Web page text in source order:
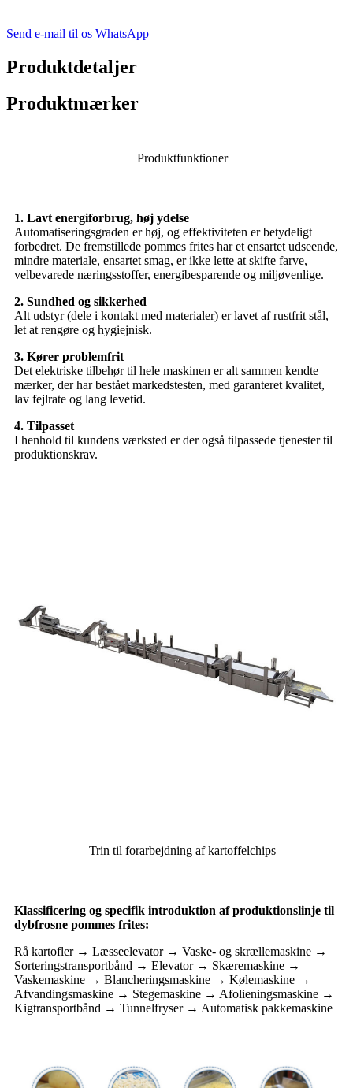
Send e-mail til os WhatsApp
Produktdetaljer
Produktmærker
Produktfunktioner
1. Lavt energiforbrug, høj ydelse
Automatiseringsgraden er høj, og effektiviteten er betydeligt
forbedret. De fremstillede pommes frites har et ensartet udseende,
mindre materiale, ensartet smag, er ikke lette at skifte farve,
velbevarede næringsstoffer, energibesparende og miljøvenlige.
2. Sundhed og sikkerhed
Alt udstyr (dele i kontakt med materialer) er lavet af rustfrit stål,
let at rengøre og hygiejnisk.
3. Kører problemfrit
Det elektriske tilbehør til hele maskinen er alt sammen kendte
mærker, der har bestået markedstesten, med garanteret kvalitet,
lav fejlrate og lang levetid.
4. Tilpasset
I henhold til kundens værksted er der også tilpassede tjenester til
produktionskrav.
Trin til forarbejdning af kartoffelchips
Klassificering og specifik introduktion af produktionslinje til
dybfrosne pommes frites:
Rå kartofler → Læsseelevator → Vaske- og skrællemaskine →
Sorteringstransportbånd → Elevator → Skæremaskine →
Vaskemaskine → Blancheringsmaskine → Kølemaskine →
Afvandingsmaskine → Stegemaskine → Afolieningsmaskine →
Kigtransportbånd → Tunnelfryser → Automatisk pakkemaskine